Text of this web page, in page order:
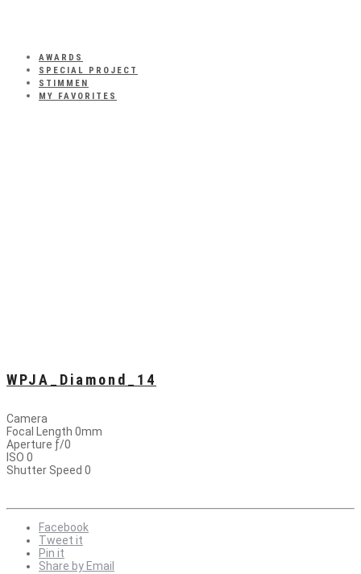
AWARDS
SPECIAL PROJECT
STIMMEN
MY FAVORITES
WPJA_Diamond_14
Camera
Focal Length 0mm
Aperture ƒ/0
ISO 0
Shutter Speed 0
Facebook
Tweet it
Pin it
Share by Email